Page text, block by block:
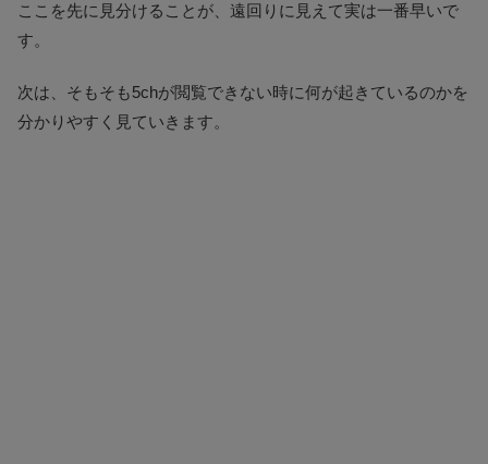
ここを先に見分けることが、遠回りに見えて実は一番早いで
す。
次は、そもそも5chが閲覧できない時に何が起きているのかを
分かりやすく見ていきます。